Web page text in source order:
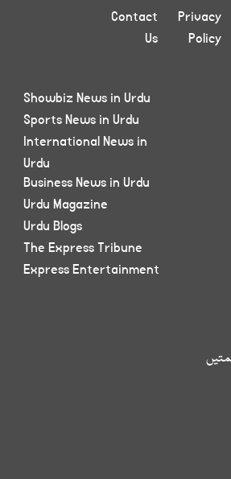
Privacy
Policy
Contact
Us
Showbiz News in Urdu
Sports News in Urdu
International News in
Urdu
Business News in Urdu
Urdu Magazine
Urdu Blogs
The Express Tribune
Express Entertainment